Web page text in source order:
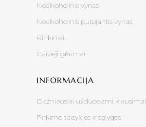
Nealkoholinis vynas
Nealkoholinis putojantis vynas
Rinkiniai
Gaivieji gėrimai
INFORMACIJA
Dažniausiai užduodami klausimai
Pirkimo taisyklės ir sąlygos